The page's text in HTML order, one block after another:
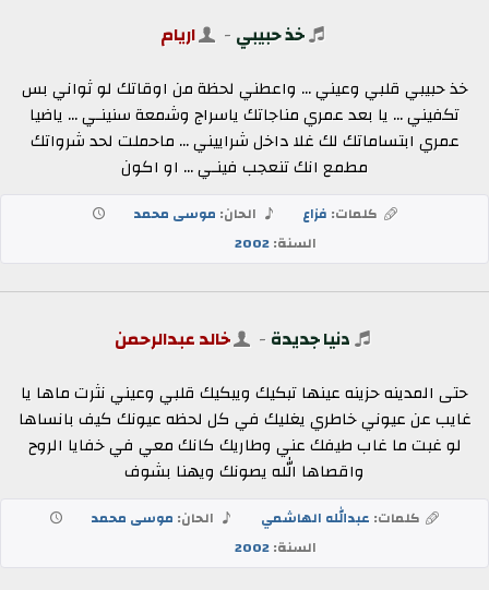
خذ حبيبي - اريام
خذ حبيبي قلبي وعيني ... واعطني لحظة من اوقاتك لو ثواني بس
تكفيني ... يا بعد عمري مناجاتك ياسراج وشمعة سنينـي ... ياضيا
عمري ابتساماتك لك غلا داخل شراييني ... ماحملت لحد شرواتك
مطمع انك تنعجب فينـي ... او اكون
كلمات: فزاع الحان: موسى محمد
السنة:2002
دنيا جديدة - خالد عبدالرحمن
حتى المدينه حزينه عينها تبكيك ويبكيك قلبي وعيني نثرت ماها يا
غايب عن عيوني خاطري يغليك في كل لحظه عيونك كيف بانساها
لو غبت ما غاب طيفك عني وطاريك كانك معي في خفايا الروح
واقصاها الله يصونك ويهنا بشوف
كلمات: عبدالله الهاشمي الحان: موسى محمد
السنة:2002